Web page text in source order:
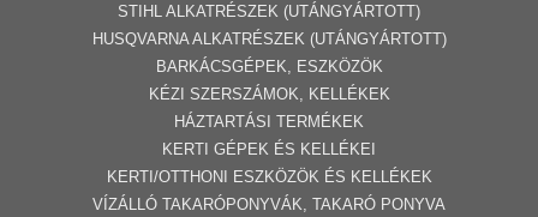
STIHL ALKATRÉSZEK (UTÁNGYÁRTOTT)
HUSQVARNA ALKATRÉSZEK (UTÁNGYÁRTOTT)
BARKÁCSGÉP EK, ESZKÖZÖK
KÉZI SZERSZÁMOK, KELLÉKEK
HÁZTARTÁSI TERMÉKEK
KERTI GÉPE K ÉS KELLÉKEI
KERTI/OTTHONI ESZKÖZÖK ÉS KELLÉKEK
VÍZÁLLÓ TAKARÓPONYVÁK, TAKARÓ PONYVA